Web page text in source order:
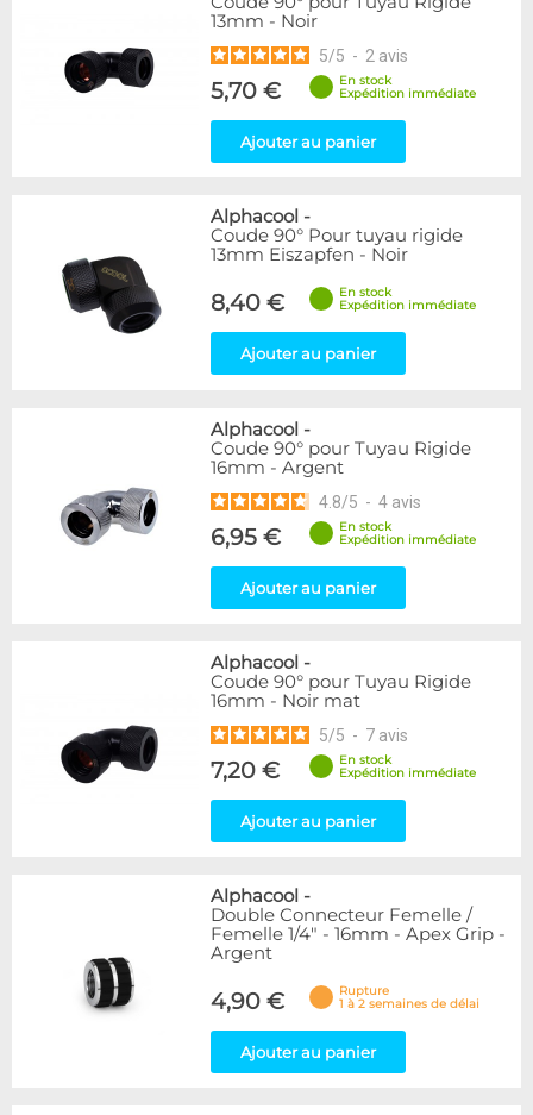
13mm - Noir
5/5 - 2 avis
5,70 €
En stock
Expédition immédiate
Ajouter au panier
Alphacool -
Coude 90° Pour tuyau rigide
13mm Eiszapfen - Noir
8,40 €
En stock
Expédition immédiate
Ajouter au panier
Alphacool -
Coude 90° pour Tuyau Rigide
16mm - Argent
4.8/5 - 4 avis
6,95 €
En stock
Expédition immédiate
Ajouter au panier
Alphacool -
Coude 90° pour Tuyau Rigide
16mm - Noir mat
5/5 - 7 avis
7,20 €
En stock
Expédition immédiate
Ajouter au panier
Alphacool -
Double Connecteur Femelle /
Femelle 1/4" - 16mm - Apex Grip -
Argent
4,90 €
Rupture
1 à 2 semaines de délai
Ajouter au panier